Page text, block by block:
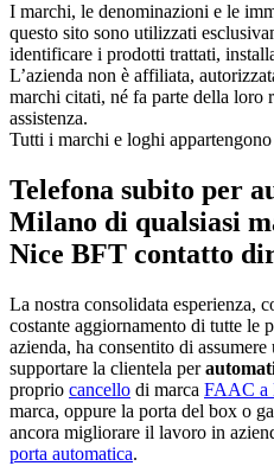
I marchi, le denominazioni e le
questo sito sono utilizzati
identificare i prodotti trattati,
L’azienda non è affiliata,
marchi citati, né fa parte della loro
assistenza.
Tutti i marchi e loghi
Telefona subito per
Milano di qualsiasi
Nice BFT contatto
La nostra consolidata esperienza,
costante aggiornamento di tutte le
azienda, ha consentito di
supportare la clientela per
proprio cancello di marca FAAC a
marca, oppure la porta del box o
ancora migliorare il lavoro in
porta automatica.